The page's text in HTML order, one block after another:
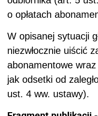
o opłatach
W opisanej sytuacji
niezwłocznie uiścić
abonamentowe
jak odsetki od
ust. 4 ww. ustawy).